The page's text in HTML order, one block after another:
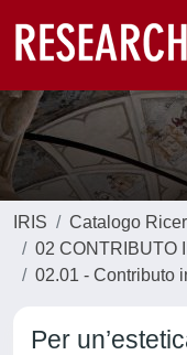
IRIS
Catalogo
02 CONTRIBUTO
02.01 - Contributo
Per